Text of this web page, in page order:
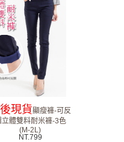
現貨顯瘦褲-可反
立體雙料耐米褲-3色
(M-2L)
NT.799